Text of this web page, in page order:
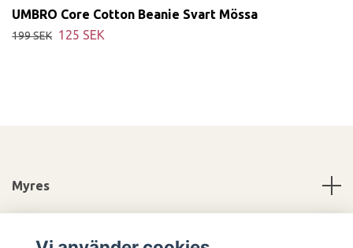
UMBRO Core Cotton Beanie Svart Mössa
199 SEK 125 SEK
Myres